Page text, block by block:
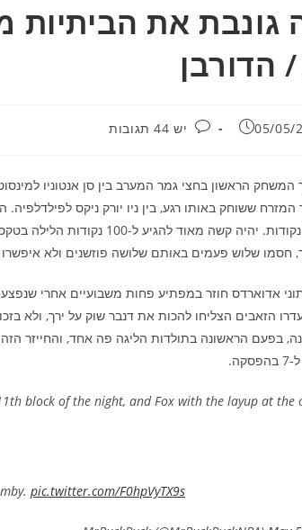
גונבת את
הדורבן
פורסם:
05/05/ תגובות:
יש 44 תגובות
המשחק הראשון בחצי גמר המערב בין סן אנטוניו
קרובים מאוד ל-100 נקודות.
חסמו שלוש פעמים באותם שלושה פוזשנים ולא
אדוארדס חוזר במפתיע פחות משבועיים אחרי
הזאבים הצליחו להכות את דנבר שוק על ירך, ולא
בפעם הראשונה בתולדות הליגה פה אחד, והחייזר
block of the night, and Fox with the layup at the
pic.twitter.com/F0hpVyTX9s